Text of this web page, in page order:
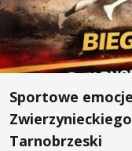
Sportowe
Tarnobrzeski